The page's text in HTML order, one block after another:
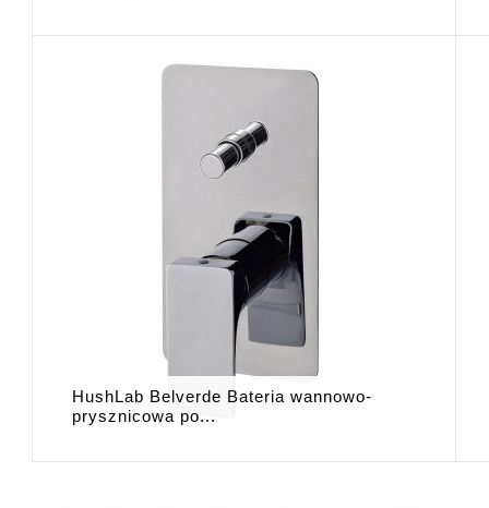
HushLab Belverde Bateria wannowo-
prysznicowa po...